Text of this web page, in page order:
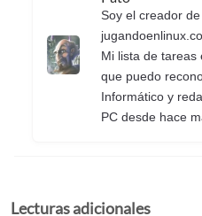
Soy el creador de
Mi lista de tareas
que puedo
Informático y
PC desde hace
Lecturas adicionales